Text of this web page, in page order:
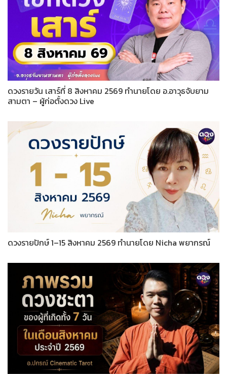
ดวงรายวัน เสาร์ที่ 8 สิงหาคม 2569 ทำนายโดย อ.อาวุธจับยาม
สามตา – ผู้ก่อตั้งดวง Live
ดวงรายปักษ์ 1–15 สิงหาคม 2569 ทำนายโดย Nicha พยากรณ์